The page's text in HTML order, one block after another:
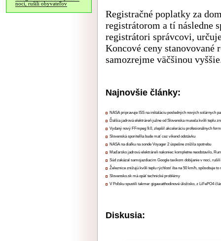
noci, rušili obyvateľov
Registračné poplatky za
registrátorom a tí následne
registrátori správcovi,
Koncové ceny
samozrejme väčšinou
Najnovšie články:
NASA pripravuje ISS na inštaláciu posledných nových solárnych
Ďalšia jadrová elektráreň južne od Slovenska musela kvôli teplu
Vydaný nový FFmpeg 9.0, zlepšil akceleráciu profesionálnych
Slovenská sporiteľňa bude mať cez víkend odstávku
NASA na diaľku na sonde Voyager 2 úspešne znížila spotrebu
Maďarsko jadrovú elektráreň nakoniec kompletne neodstavilo,
Súd zakázal samojazdiacim Google taxíkom dobíjanie v noci,
Železnice znižujú kvôli teplu rýchlosť iba na 50 km/h, spôsobuje to
Slovensko.sk má opäť technické problémy
V Poľsku spustili takmer gigawatthodinové úložisko, z LiFePO4
Diskusia: